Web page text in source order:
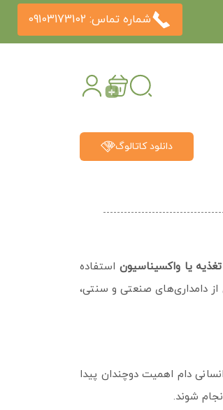
دانلود کاتالوگ
شماره تماس: 09103173102
یا واکسیناسیون استفاده
دامداری‌های صنعتی و سنتی،
دام اهمیت دوچندان پیدا
شوند.